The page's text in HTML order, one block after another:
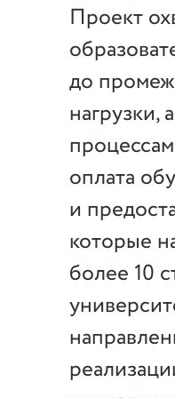
Проект
до
нагрузки,
оплата
и
которые
более 10